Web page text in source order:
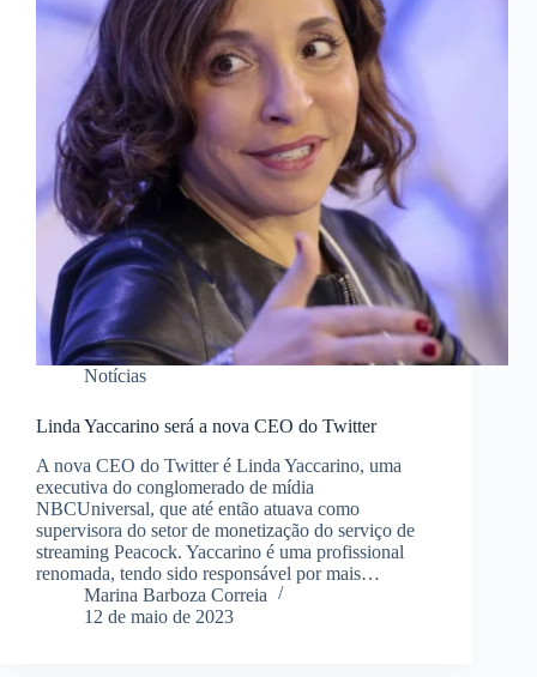
Notícias
Linda Yaccarino será a nova CEO do Twitter
A nova CEO do Twitter é Linda Yaccarino, uma
executiva do conglomerado de mídia
NBCUniversal, que até então atuava como
supervisora do setor de monetização do serviço de
streaming Peacock. Yaccarino é uma profissional
renomada, tendo sido responsável por mais…
Marina Barboza Correia
12 de maio de 2023